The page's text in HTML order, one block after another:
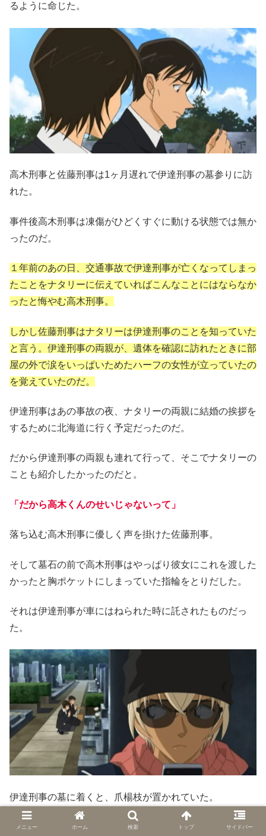
るように命じた。
高木刑事と佐藤刑事は1ヶ月遅れで伊達刑事の墓参りに訪
れた。
事件後高木刑事は凍傷がひどくすぐに動ける状態では無か
ったのだ。
１年前のあの日、交通事故で伊達刑事が亡くなってしまっ
たことをナタリーに伝えていればこんなことにはならなか
ったと悔やむ高木刑事。
しかし佐藤刑事はナタリーは伊達刑事のことを知っていた
と言う。伊達刑事の両親が、遺体を確認に訪れたときに部
屋の外で涙をいっぱいためたハーフの女性が立っていたの
を覚えていたのだ。
伊達刑事はあの事故の夜、ナタリーの両親に結婚の挨拶を
するために北海道に行く予定だったのだ。
だから伊達刑事の両親も連れて行って、そこでナタリーの
ことも紹介したかったのだと。
「だから高木くんのせいじゃないって」
落ち込む高木刑事に優しく声を掛けた佐藤刑事。
そして墓石の前で高木刑事はやっぱり彼女にこれを渡した
かったと胸ポケットにしまっていた指輪をとりだした。
それは伊達刑事が車にはねられた時に託されたものだっ
た。
伊達刑事の墓に着くと、爪楊枝が置かれていた。
佐藤刑事は伊達刑事がいつも爪楊枝をくわえていたことを
メニュー ホーム 検索 トップ サイドバー